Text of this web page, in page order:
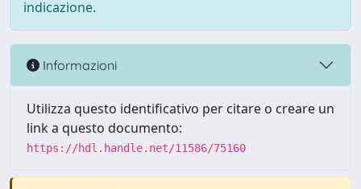
indicazione.
Informazioni
Utilizza questo identificativo per citare o creare un
link a questo documento:
https://hdl.handle.net/11586/75160